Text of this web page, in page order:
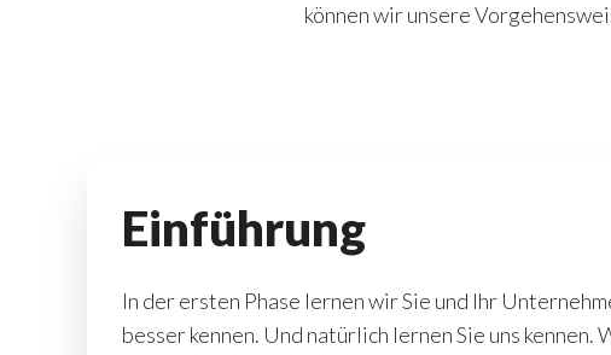
können wir unsere
Einführung
In der ersten Phase lernen wir Sie und Ihr
besser kennen. Und natürlich lernen Sie uns kennen.